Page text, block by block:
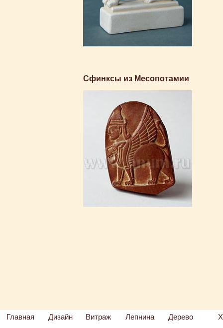
Сфинксы из Месопотамии
Главная Дизайн Витраж Лепнина Дерево